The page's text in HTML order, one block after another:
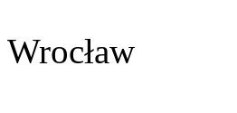
Wrocław